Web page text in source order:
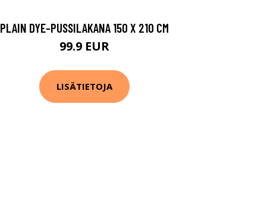
PLAIN DYE-PUSSILAKANA 150 X 210 CM
99.9 EUR
LISÄTIETOJA